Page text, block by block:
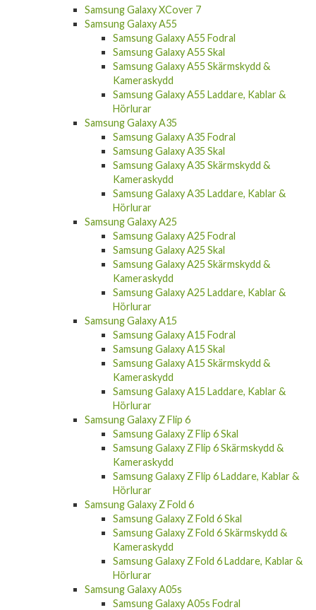
Samsung Galaxy XCover 7
Samsung Galaxy A55
Samsung Galaxy A55 Fodral
Samsung Galaxy A55 Skal
Samsung Galaxy A55 Skärmskydd &
Kameraskydd
Samsung Galaxy A55 Laddare, Kablar &
Hörlurar
Samsung Galaxy A35
Samsung Galaxy A35 Fodral
Samsung Galaxy A35 Skal
Samsung Galaxy A35 Skärmskydd &
Kameraskydd
Samsung Galaxy A35 Laddare, Kablar &
Hörlurar
Samsung Galaxy A25
Samsung Galaxy A25 Fodral
Samsung Galaxy A25 Skal
Samsung Galaxy A25 Skärmskydd &
Kameraskydd
Samsung Galaxy A25 Laddare, Kablar &
Hörlurar
Samsung Galaxy A15
Samsung Galaxy A15 Fodral
Samsung Galaxy A15 Skal
Samsung Galaxy A15 Skärmskydd &
Kameraskydd
Samsung Galaxy A15 Laddare, Kablar &
Hörlurar
Samsung Galaxy Z Flip 6
Samsung Galaxy Z Flip 6 Skal
Samsung Galaxy Z Flip 6 Skärmskydd &
Kameraskydd
Samsung Galaxy Z Flip 6 Laddare, Kablar &
Hörlurar
Samsung Galaxy Z Fold 6
Samsung Galaxy Z Fold 6 Skal
Samsung Galaxy Z Fold 6 Skärmskydd &
Kameraskydd
Samsung Galaxy Z Fold 6 Laddare, Kablar &
Hörlurar
Samsung Galaxy A05s
Samsung Galaxy A05s Fodral